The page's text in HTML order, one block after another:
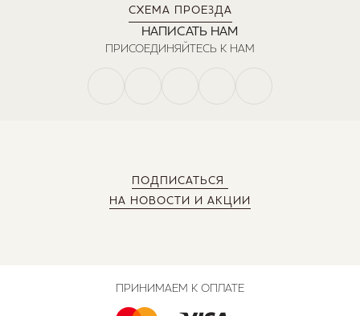
ПОДПИСАТЬСЯ
НА НОВОСТИ И АКЦИИ
СХЕМА ПРОЕЗДА
НАПИСАТЬ НАМ
ПРИСОЕДИНЯЙТЕСЬ К НАМ
ПРИНИМАЕМ К ОПЛАТЕ